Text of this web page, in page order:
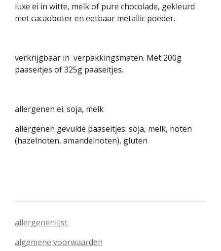
luxe ei in witte, melk of pure chocolade, gekleurd
met cacaoboter en eetbaar metallic poeder.
verkrijgbaar in verpakkingsmaten. Met 200g
paaseitjes of 325g paaseitjes.
allergenen ei: soja, melk
allergenen gevulde paaseitjes: soja, melk, noten
(hazelnoten, amandelnoten), gluten
allergenenlijst
algemene voorwaarden